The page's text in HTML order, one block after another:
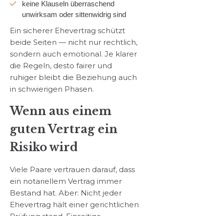
keine Klauseln überraschend
unwirksam oder sittenwidrig sind
Ein sicherer Ehevertrag schützt
beide Seiten — nicht nur rechtlich,
sondern auch emotional. Je klarer
die Regeln, desto fairer und
ruhiger bleibt die Beziehung auch
in schwierigen Phasen.
Wenn aus einem
guten Vertrag ein
Risiko wird
Viele Paare vertrauen darauf, dass
ein notariellem Vertrag immer
Bestand hat. Aber: Nicht jeder
Ehevertrag hält einer gerichtlichen